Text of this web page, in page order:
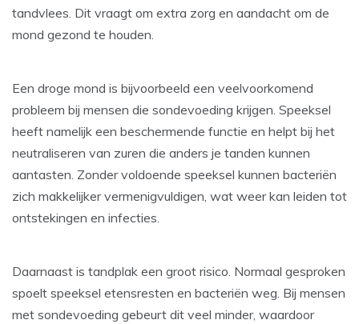
tandvlees. Dit vraagt om extra zorg en aandacht om de
mond gezond te houden.
Een droge mond is bijvoorbeeld een veelvoorkomend
probleem bij mensen die sondevoeding krijgen. Speeksel
heeft namelijk een beschermende functie en helpt bij het
neutraliseren van zuren die anders je tanden kunnen
aantasten. Zonder voldoende speeksel kunnen bacteriën
zich makkelijker vermenigvuldigen, wat weer kan leiden tot
ontstekingen en infecties.
Daarnaast is tandplak een groot risico. Normaal gesproken
spoelt speeksel etensresten en bacteriën weg. Bij mensen
met sondevoeding gebeurt dit veel minder, waardoor